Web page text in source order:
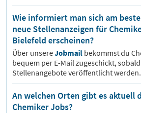
Wie informiert man sich am
neue Stellenanzeigen für
Bielefeld erscheinen?
Über unsereJobmail bekommst du
bequem per E-Mail zugeschickt,
Stellenangebote veröffentlicht werden.
An welchen Orten gibt es aktuell
Chemiker Jobs?